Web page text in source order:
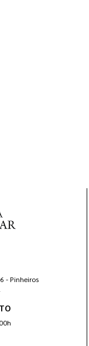
- Pinheiros